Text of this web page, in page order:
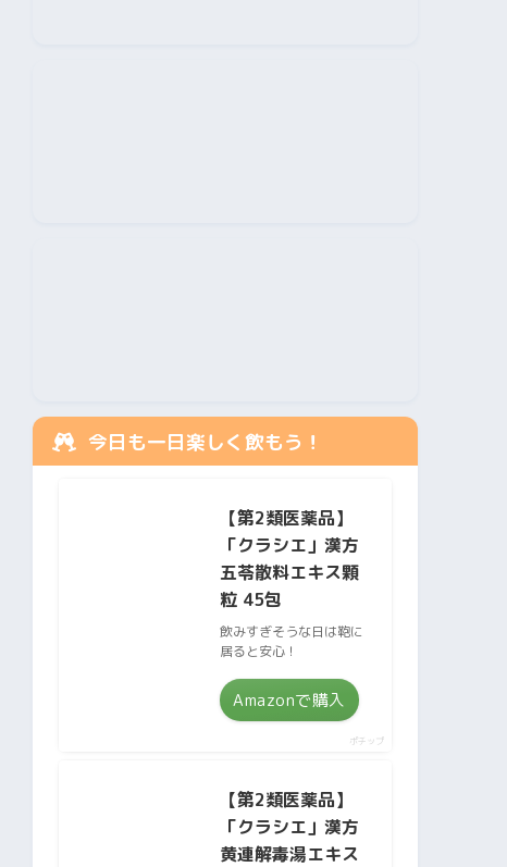
今日も一日楽しく飲もう！
【第2類医薬品】
「クラシエ」漢方
五苓散料エキス顆
粒 45包
飲みすぎそうな日は鞄に
居ると安心！
Amazonで購入
ポチップ
【第2類医薬品】
「クラシエ」漢方
黄連解毒湯エキス